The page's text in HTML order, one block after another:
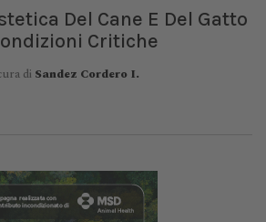
Del Cane E Del Gatto
Critiche
di Sandez Cordero I.